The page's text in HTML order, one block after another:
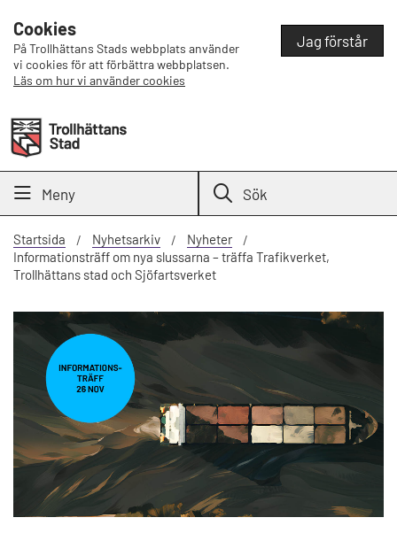
Cookies
På Trollhättans Stads webbplats använder
vi cookies för att förbättra webbplatsen.
Läs om hur vi använder cookies
Jag förstår
Meny Sök
Startsida Nyhetsarkiv
Nyheter
Informationsträff om nya slussarna – träffa Trafikverket,
Trollhättans stad och Sjöfartsverket